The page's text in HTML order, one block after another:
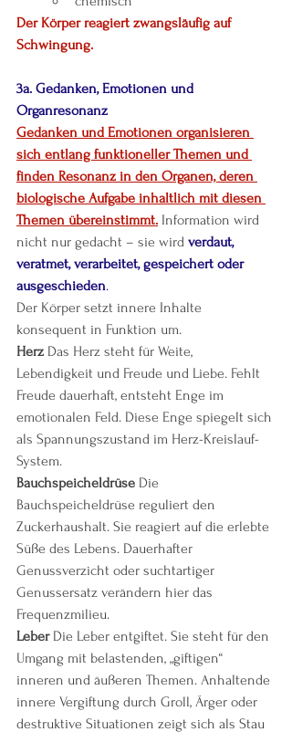
Der Körper reagiert zwangsläufig auf
Schwingung.
3a. Gedanken, Emotionen und
Organresonanz
Gedanken und Emotionen organisieren
sich entlang funktioneller Themen und
finden Resonanz in den Organen, deren
biologische Aufgabe inhaltlich mit diesen
Themen übereinstimmt. Information wird
nicht nur gedacht – sie wird verdaut,
veratmet, verarbeitet, gespeichert oder
ausgeschieden.
Der Körper setzt innere Inhalte
konsequent in Funktion um.
Herz Das Herz steht für Weite,
Lebendigkeit und Freude und Liebe. Fehlt
Freude dauerhaft, entsteht Enge im
emotionalen Feld. Diese Enge spiegelt sich
als Spannungszustand im Herz-Kreislauf-
System.
Bauchspeicheldrüse Die
Bauchspeicheldrüse reguliert den
Zuckerhaushalt. Sie reagiert auf die erlebte
Süße des Lebens. Dauerhafter
Genussverzicht oder suchtartiger
Genussersatz verändern hier das
Frequenzmilieu.
Leber Die Leber entgiftet. Sie steht für den
Umgang mit belastenden, „giftigen“
inneren und äußeren Themen. Anhaltende
innere Vergiftung durch Groll, Ärger oder
destruktive Situationen zeigt sich als Stau